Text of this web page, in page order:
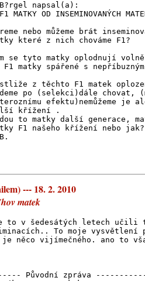
napsal(a):
MATKY OD INSEMINOVANÝCH
nebo můžeme brát
které z nich chováme F1?
se tyto matky oplodnují
matky spářené s
z těchto F1 matek
po (selekci)dále chovat,
efektu)nemůžeme je
křížení .
to matky další generace,
F1 našeho křížení nebo jak?
--- 18. 2. 2010
matek
to v šedesátých letech
To moje vysvětlení
je něco vijímečného. ano to
Původní zpráva